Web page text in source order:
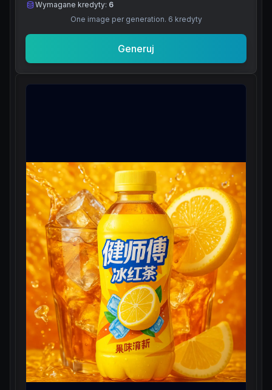
Wymagane kredyty: 6
One image per generation. 6 kredyty
Generuj